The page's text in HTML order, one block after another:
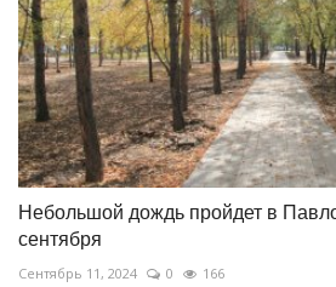
Небольшой дождь пройдет в
сентября
Сентябрь 11, 2024 0 166